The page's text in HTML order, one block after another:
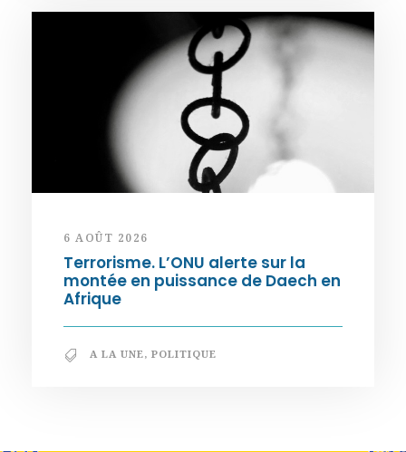
6 AOÛT 2026
Terrorisme. L’ONU alerte sur la
montée en puissance de Daech en
Afrique
A LA UNE, POLITIQUE